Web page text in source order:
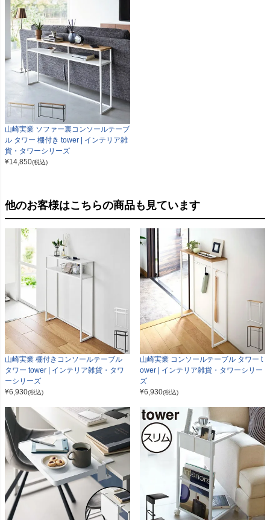
山崎実業 ソファー裏コンソールテーブ
ル タワー 棚付き tower | インテリア雑
貨・タワーシリーズ
¥14,850(税込)
他のお客様はこちらの商品も見ています
山崎実業 棚付きコンソールテーブル
タワー tower | インテリア雑貨・タワ
ーシリーズ
¥6,930(税込)
山崎実業 コンソールテーブル タワー t
ower | インテリア雑貨・タワーシリー
ズ
¥6,930(税込)